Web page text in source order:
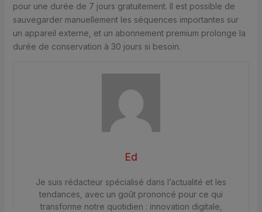
pour une durée de 7 jours gratuitement. Il est possible de
sauvegarder manuellement les séquences importantes sur
un appareil externe, et un abonnement premium prolonge la
durée de conservation à 30 jours si besoin.
Ed
Je suis rédacteur spécialisé dans l’actualité et les
tendances, avec un goût prononcé pour ce qui
transforme notre quotidien : innovation digitale,